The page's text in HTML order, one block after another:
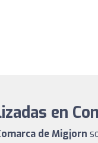
en
de Migjorn